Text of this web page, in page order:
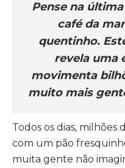
Pense na
café da
quentinho.
revela uma
movimenta
muito mais
Todos os dias, milhões
com um pão
muita gente não